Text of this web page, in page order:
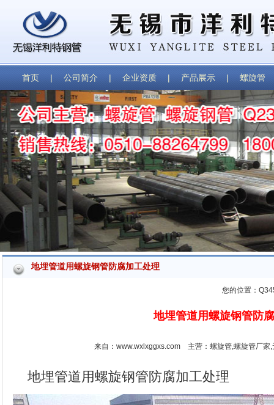
首页 | 公司简介 | 企业资质 | 产品展示 | 螺旋管
地埋管道用螺旋钢管防腐加工处理
您的位置：
地埋管道用螺旋钢管防
来自：www.wxlxggxs.com 主营： 螺旋管,螺旋管厂家
地埋管道用螺旋钢管防腐加工处理